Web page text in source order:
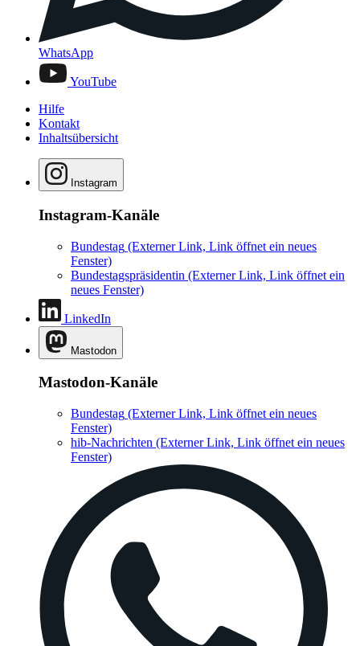
WhatsApp
YouTube
Hilfe
Kontakt
Inhaltsübersicht
Instagram
Instagram-Kanäle
Bundestag (Externer Link, Link öffnet ein neues
Fenster)
Bundestagspräsidentin (Externer Link, Link öffnet ein
neues Fenster)
LinkedIn
Mastodon
Mastodon-Kanäle
Bundestag (Externer Link, Link öffnet ein neues
Fenster)
hib-Nachrichten (Externer Link, Link öffnet ein neues
Fenster)